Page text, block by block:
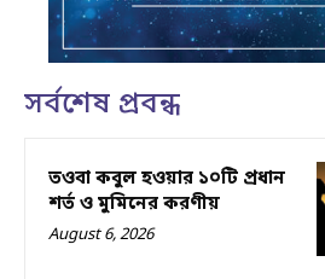
সর্বশেষ প্রবন্ধ
তওবা কবুল হওয়ার ১০টি প্রধান
শর্ত ও মুমিনের করণীয়
August 6, 2026